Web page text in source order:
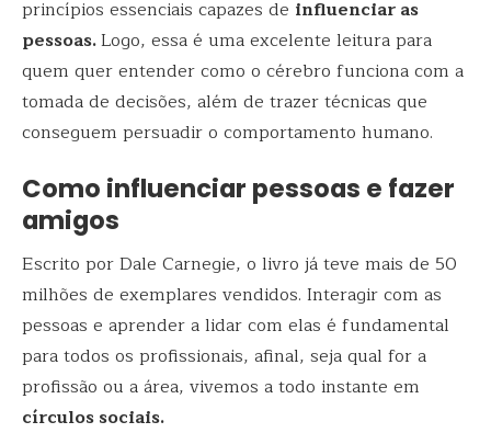
princípios essenciais capazes de influenciar as
pessoas.Logo, essa é uma excelente leitura para
quem quer entender como o cérebro funciona com a
tomada de decisões, além de trazer técnicas que
conseguem persuadir o comportamento humano.
Como influenciar pessoas e fazer
amigos
Escrito por Dale Carnegie, o livro já teve mais de 50
milhões de exemplares vendidos. Interagir com as
pessoas e aprender a lidar com elas é fundamental
para todos os profissionais, afinal, seja qual for a
profissão ou a área, vivemos a todo instante em
círculos sociais.